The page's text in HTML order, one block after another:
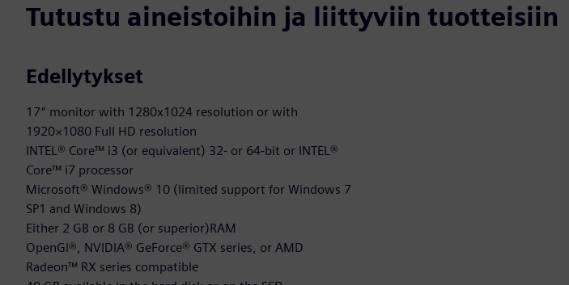
Tutustu aineistoihin ja liittyviin tuotteisiin
Edellytykset
17″ monitor with 1280x1024 resolution or with
1920×1080 Full HD resolution
INTEL® Core™ i3 (or equivalent) 32- or 64-bit or INTEL®
Core™ i7 processor
Microsoft® Windows® 10 (limited support for Windows 7
SP1 and Windows 8)
Either 2 GB or 8 GB (or superior)RAM
OpenGl®, NVIDIA® GeForce® GTX series, or AMD
Radeon™ RX series compatible